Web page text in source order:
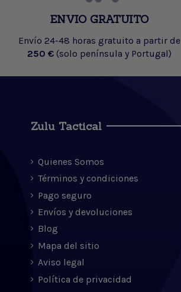
ENVIO GRATUITO
Envío 24-48 horas gratuito a partir de
250 € (solo península y Portugal)
Zulu Tactical
Quienes Somos
Términos y condiciones
Pago seguro
Envíos y devoluciones
Blog
Mapa del sitio
Aviso legal
Política de privacidad